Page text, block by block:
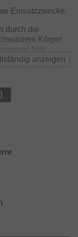
anzeigen
Einsatzzwecke.
durch die
Körper
hier
DAIWA zum
Lauf der
dem Digigear
eignet sich
zum Feedern,